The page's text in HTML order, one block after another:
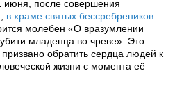
июня, после совершения
в храме святых бессребреников
молебен «О вразумлении
младенца во чреве». Это
обратить сердца людей к
жизни с момента её